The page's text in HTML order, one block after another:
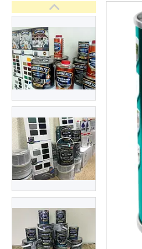
Фільонка
Фарба Hammerite, Грунти та
розчинники
Замки для воріт і хвірток
Про нас
Відгуки
Ворота "Звари Сам"
Навіси "Збери Сам"
Каркаси відкатних воріт з
зашивкою
Каркаси відкатних воріт з